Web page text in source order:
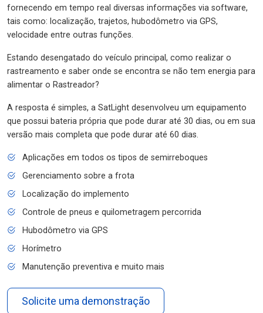
fornecendo em tempo real diversas informações via software,
tais como: localização, trajetos, hubodômetro via GPS,
velocidade entre outras funções.
Estando desengatado do veículo principal, como realizar o
rastreamento e saber onde se encontra se não tem energia para
alimentar o Rastreador?
A resposta é simples, a SatLight desenvolveu um equipamento
que possui bateria própria que pode durar até 30 dias, ou em sua
versão mais completa que pode durar até 60 dias.
Aplicações em todos os tipos de semirreboques
Gerenciamento sobre a frota
Localização do implemento
Controle de pneus e quilometragem percorrida
Hubodômetro via GPS
Horímetro
Manutenção preventiva e muito mais
Solicite uma demonstração